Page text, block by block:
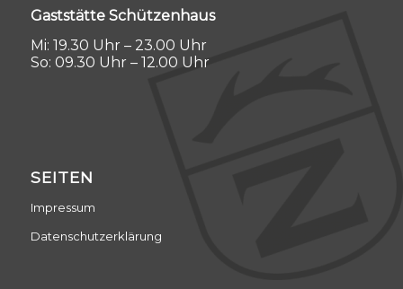
Gaststätte Schützenhaus
Mi: 19.30 Uhr – 23.00 Uhr
So: 09.30 Uhr – 12.00 Uhr
SEITEN
Impressum
Datenschutzerklärung